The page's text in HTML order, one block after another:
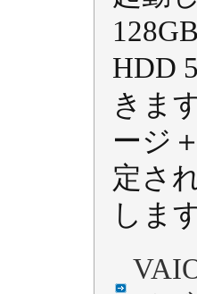
HDD
きま
ージ
定さ
しま